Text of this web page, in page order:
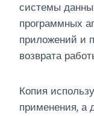
системы
программных
приложений и
возврата
Копия
применения, а